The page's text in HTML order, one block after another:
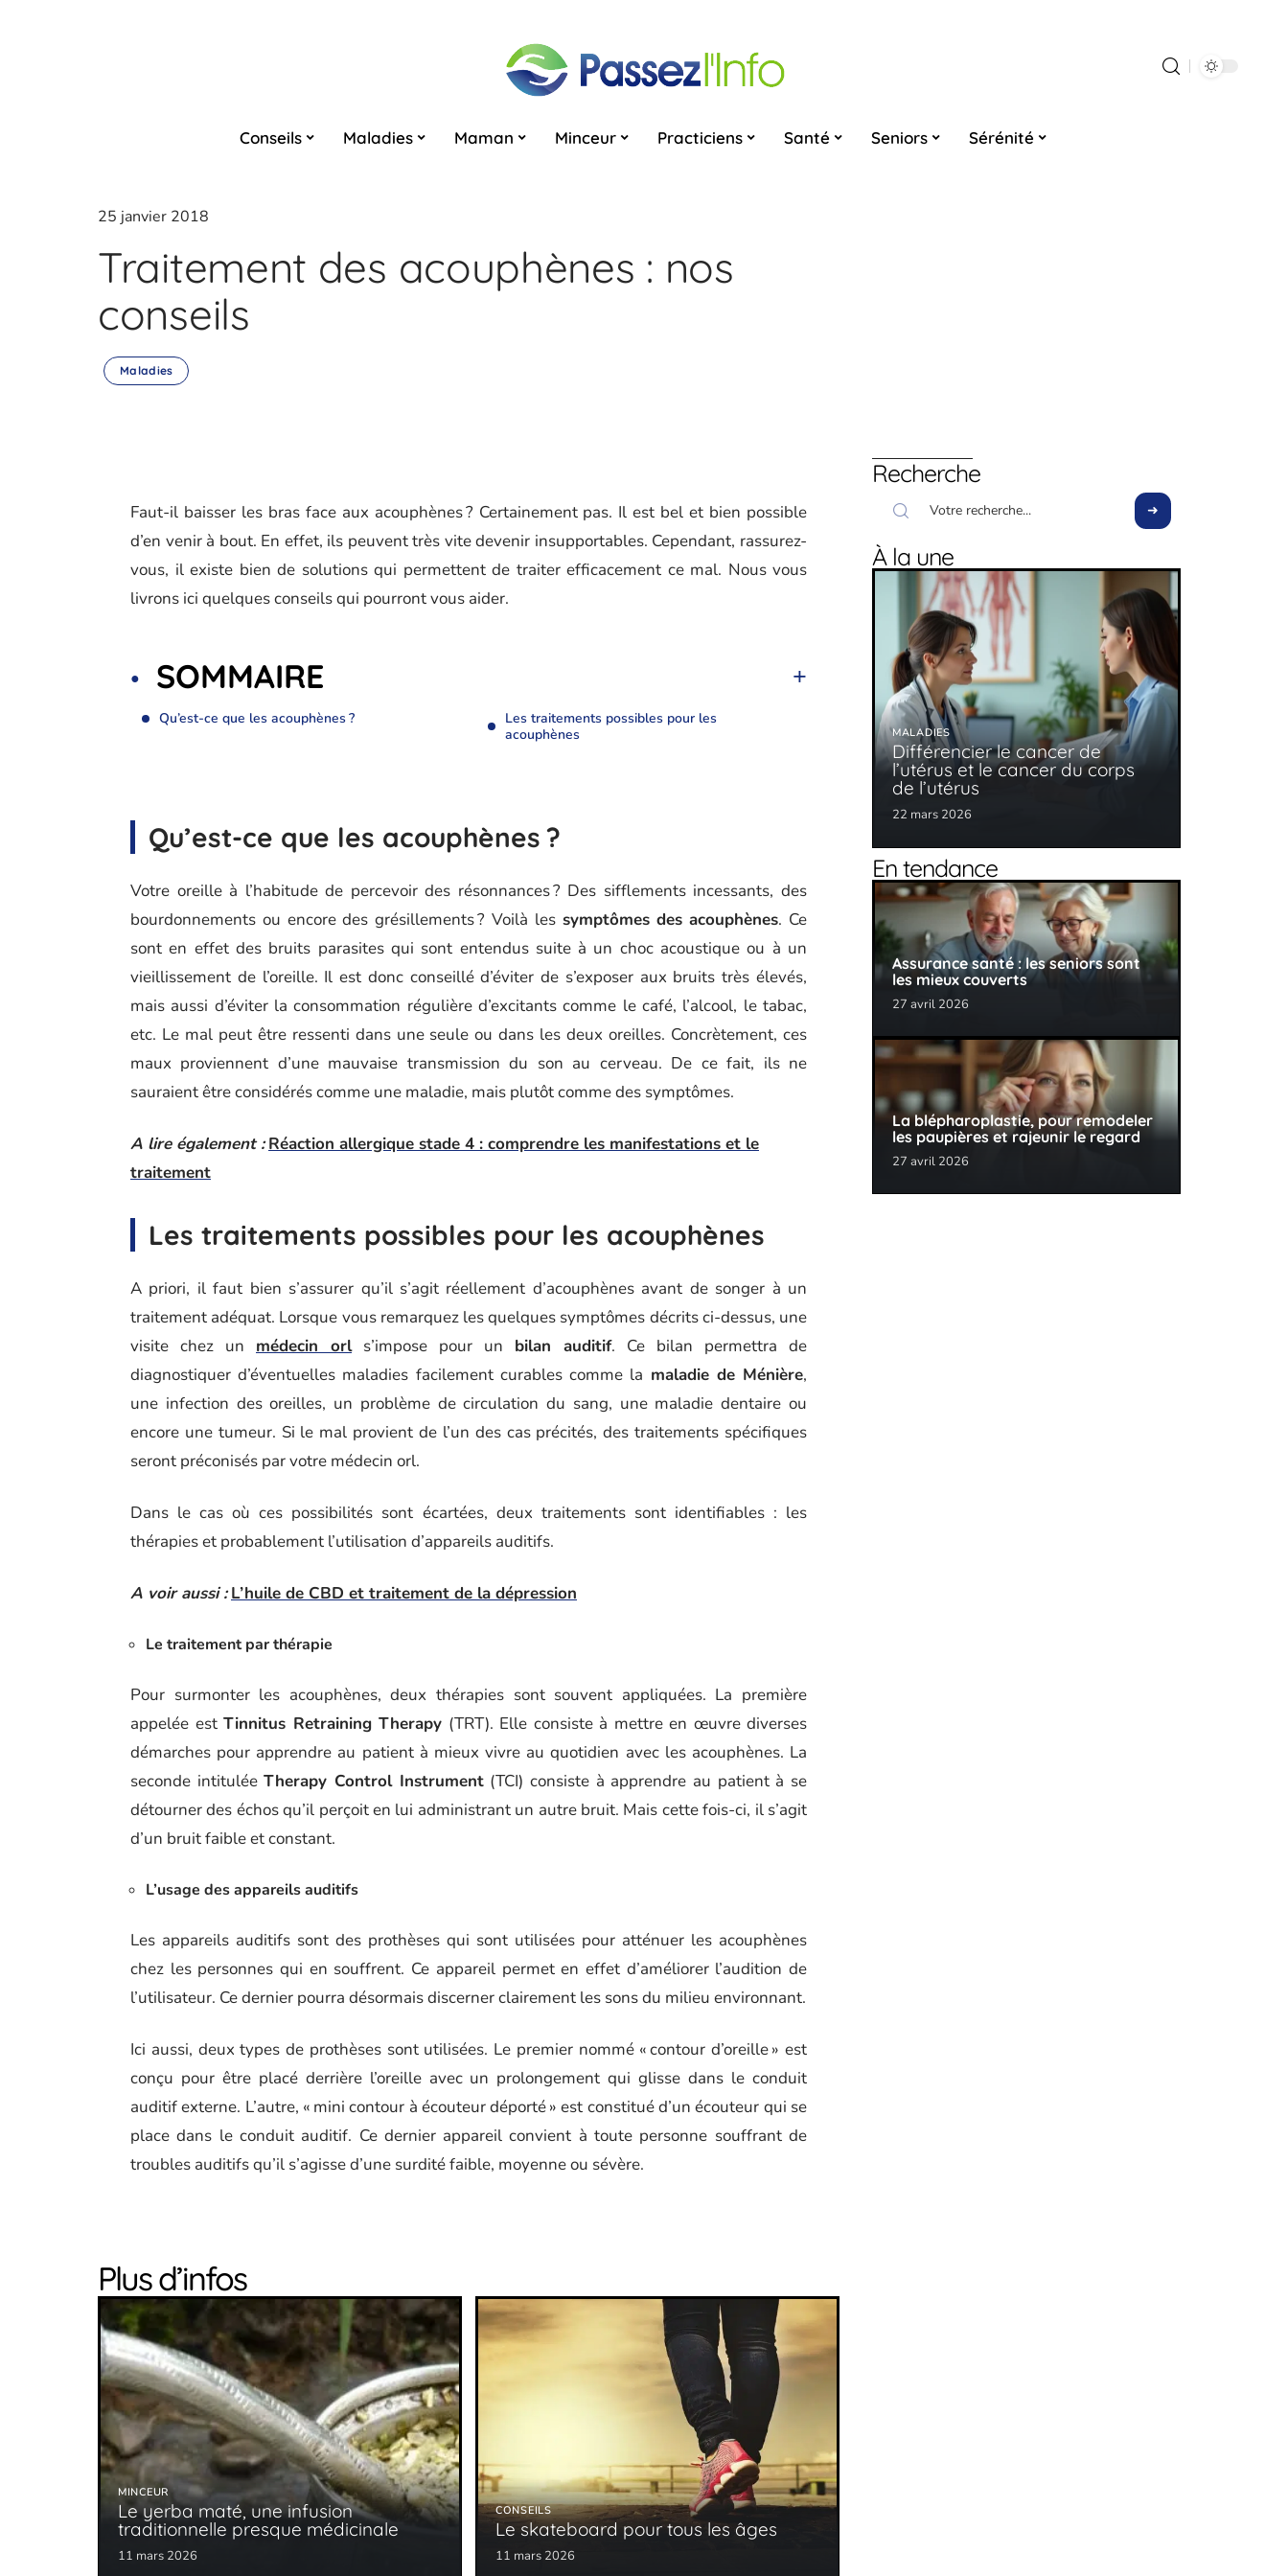
Conseils Maladies Maman Minceur Practiciens Santé Seniors Sérénité
25 janvier 2018
Traitement des acouphènes : nos
conseils
Maladies
Faut-il baisser les bras face aux acouphènes ? Certainement pas. Il est bel et bien possible
d’en venir à bout. En effet, ils peuvent très vite devenir insupportables. Cependant, rassurez-
vous, il existe bien de solutions qui permettent de traiter efficacement ce mal. Nous vous
livrons ici quelques conseils qui pourront vous aider.
SOMMAIRE
Qu’est-ce que les acouphènes ?
Les traitements possibles pour les
acouphènes
Qu’est-ce que les acouphènes ?
Votre oreille à l’habitude de percevoir des résonnances ? Des sifflements incessants, des
bourdonnements ou encore des grésillements ? Voilà les symptômes des acouphènes. Ce
sont en effet des bruits parasites qui sont entendus suite à un choc acoustique ou à un
vieillissement de l’oreille. Il est donc conseillé d’éviter de s’exposer aux bruits très élevés,
mais aussi d’éviter la consommation régulière d’excitants comme le café, l’alcool, le tabac,
etc. Le mal peut être ressenti dans une seule ou dans les deux oreilles. Concrètement, ces
maux proviennent d’une mauvaise transmission du son au cerveau. De ce fait, ils ne
sauraient être considérés comme une maladie, mais plutôt comme des symptômes.
A lire également : Réaction allergique stade 4 : comprendre les manifestations et le
traitement
Les traitements possibles pour les acouphènes
A priori, il faut bien s’assurer qu’il s’agit réellement d’acouphènes avant de songer à un
traitement adéquat. Lorsque vous remarquez les quelques symptômes décrits ci-dessus, une
visite chez un médecin orls’impose pour un bilan auditif. Ce bilan permettra de
diagnostiquer d’éventuelles maladies facilement curables comme la maladie de Ménière,
une infection des oreilles, un problème de circulation du sang, une maladie dentaire ou
encore une tumeur. Si le mal provient de l’un des cas précités, des traitements spécifiques
seront préconisés par votre médecin orl.
Dans le cas où ces possibilités sont écartées, deux traitements sont identifiables : les
thérapies et probablement l’utilisation d’appareils auditifs.
A voir aussi : L’huile de CBD et traitement de la dépression
Le traitement par thérapie
Pour surmonter les acouphènes, deux thérapies sont souvent appliquées. La première
appelée est Tinnitus Retraining Therapy (TRT). Elle consiste à mettre en œuvre diverses
démarches pour apprendre au patient à mieux vivre au quotidien avec les acouphènes. La
seconde intituléeTherapy Control Instrument(TCI) consiste à apprendre au patient à se
détourner des échos qu’il perçoit en lui administrant un autre bruit. Mais cette fois-ci, il s’agit
d’un bruit faible et constant.
L’usage des appareils auditifs
Les appareils auditifs sont des prothèses qui sont utilisées pour atténuer les acouphènes
chez les personnes qui en souffrent. Ce appareil permet en effet d’améliorer l’audition de
l’utilisateur. Ce dernier pourra désormais discerner clairement les sons du milieu environnant.
Ici aussi, deux types de prothèses sont utilisées. Le premier nommé « contour d’oreille » est
conçu pour être placé derrière l’oreille avec un prolongement qui glisse dans le conduit
auditif externe. L’autre, « mini contour à écouteur déporté » est constitué d’un écouteur qui se
place dans le conduit auditif. Ce dernier appareil convient à toute personne souffrant de
troubles auditifs qu’il s’agisse d’une surdité faible, moyenne ou sévère.
Plus d’infos
MINCEUR
Le yerba maté, une infusion
traditionnelle presque médicinale
11 mars 2026
CONSEILS
Le skateboard pour tous les âges
11 mars 2026
Recherche
À la une
MALADIES
Différencier le cancer de
l’utérus et le cancer du corps
de l’utérus
22 mars 2026
En tendance
Assurance santé : les seniors sont
les mieux couverts
27 avril 2026
La blépharoplastie, pour remodeler
les paupières et rajeunir le regard
27 avril 2026